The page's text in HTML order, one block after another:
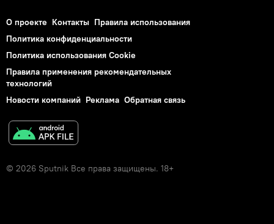
О проекте Контакты Правила использования
Политика конфиденциальности
Политика использования Cookie
Правила применения рекомендательных
технологий
Новости компаний Реклама Обратная связь
© 2026 Sputnik Все права защищены. 18+